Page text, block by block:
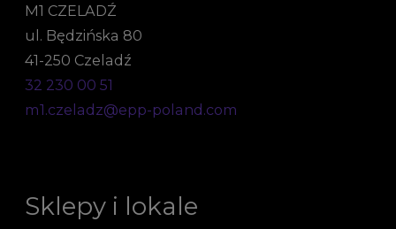
M1 CZELADŹ
ul. Będzińska 80
41-250 Czeladź
32 230 00 51
m1.czeladz@epp-poland.com
Sklepy i lokale